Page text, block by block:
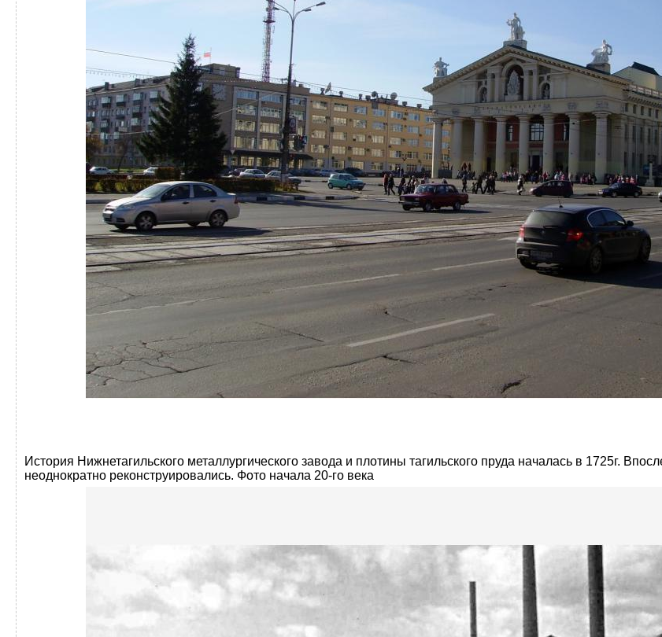
История Нижнетагильского металлургического завода и плотины тагильского пруда началась в 1725г.
неоднократно реконструировались. Фото начала 20-го века